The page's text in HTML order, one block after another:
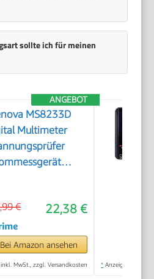
sollte ich für meinen
ANGEBOT
MS8233D
Multimeter
LCD-Anzeige
22,38 €
€
Bei Amazon ansehen
inkl. MwSt., zzgl. Versandkosten * Anzeige